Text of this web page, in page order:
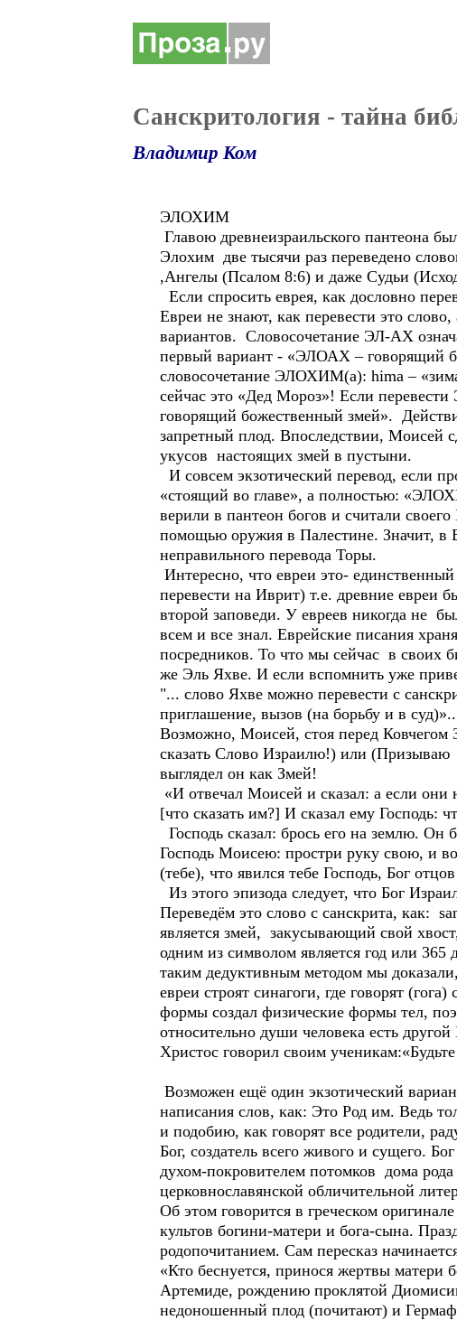
Санскритология - тайна
Владимир Ком
ЭЛОХИМ
Главою древнеизраильского пантеона
Элохим две тысячи раз переведено
,Ангелы (Псалом 8:6) и даже Судьи
Если спросить еврея, как дословно
Евреи не знают, как перевести это
вариантов. Словосочетание ЭЛ-АХ
первый вариант - «ЭЛОАХ – говорящий
словосочетание ЭЛОХИМ(а): hima –
сейчас это «Дед Мороз»! Если
говорящий божественный змей».
запретный плод. Впоследствии, Моисей
укусов настоящих змей в пустыни.
И совсем экзотический перевод, если
«стоящий во главе», а полностью:
верили в пантеон богов и считали
помощью оружия в Палестине. Значит, в
неправильного перевода Торы.
Интересно, что евреи это-
перевести на Иврит) т.е. древние евреи
второй заповеди. У евреев никогда не
всем и все знал. Еврейские писания
посредников. То что мы сейчас в своих
же Эль Яхве. И если вспомнить уже
"... слово Яхве можно перевести с
приглашение, вызов (на борьбу и в
Возможно, Моисей, стоя перед Ковчегом
сказать Слово Израилю!) или (Призываю
выглядел он как Змей!
«И отвечал Моисей и сказал: а если они
[что сказать им?] И сказал ему Господь:
Господь сказал: брось его на землю.
Господь Моисею: простри руку свою, и
(тебе), что явился тебе Господь, Бог
Из этого эпизода следует, что Бог
Переведём это слово с санскрита, как:
является змей, закусывающий свой
одним из символом является год или
таким дедуктивным методом мы
евреи строят синагоги, где говорят
формы создал физические формы тел,
относительно души человека есть
Христос говорил своим
Возможен ещё один экзотический
написания слов, как: Это Род им. Ведь
и подобию, как говорят все родители,
Бог, создатель всего живого и сущего.
духом-покровителем потомков дома
церковнославянской обличительной
Об этом говорится в греческом
культов богини-матери и бога-сына.
родопочитанием. Сам пересказ
«Кто беснуется, принося жертвы
Артемиде, рождению проклятой
недоношенный плод (почитают) и